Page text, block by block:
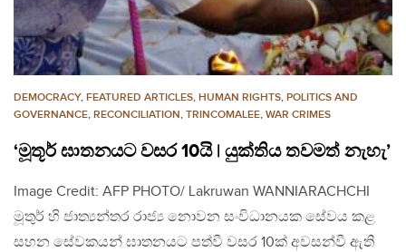
DEMOCRACY, FEATURED ARTICLES, HUMAN RIGHTS, POLITICS AND
GOVERNANCE, RECONCILIATION, TRINCOMALEE, WAR CRIMES
‘මූතූර් ඝාතනයට වසර 10යි | යුක්තිය තවමත් නැහැ’
Image Credit: AFP PHOTO/ Lakruwan WANNIARACHCHI
මූතුර් හි ජාත්‍යන්තර රාජ්‍ය නොවන සංවිධානයක සේවය කළ
සහන සේවකයන් ඝාතනයට පත්වී වසර 10ක් අවසන්වී ඇති